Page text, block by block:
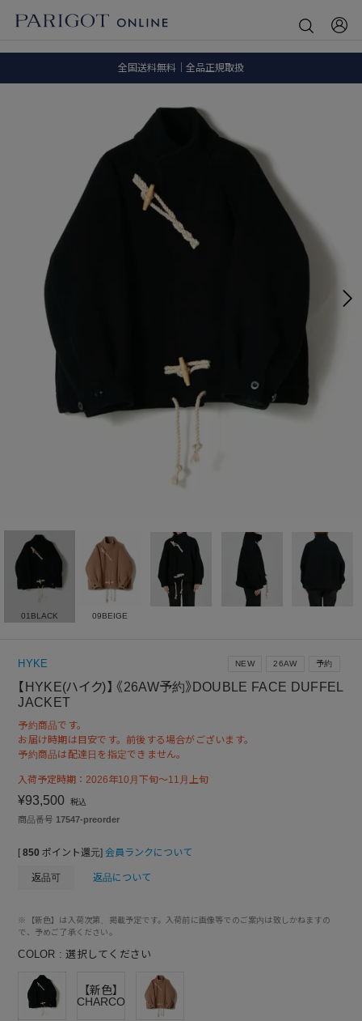
全国送料無料｜全品正規取扱
01BLACK 09BEIGE
HYKE
【HYKE(ハイク)】 《26AW予約》DOUBLE FACE DUFFEL
JACKET
予約商品です。
お届け時期は目安です。前後する場合がございます。
予約商品は配達日を指定できません。
入荷予定時期：2026年10月下旬～11月上旬
¥93,500 税込
NEW 26AW 予約
商品番号 17547-preorder
[ 850 ポイント還元] 会員ランクについて
返品可 返品について
※【新色】は入荷次第、掲載予定です。入荷前に画像等でのご案内は致しかねますの
で、予めご了承ください。
COLOR 選択してください
【新色】
06CHARCOAL